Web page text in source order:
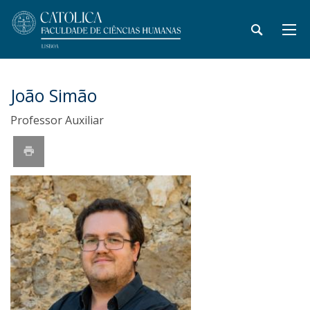
João Simão
Professor Auxiliar